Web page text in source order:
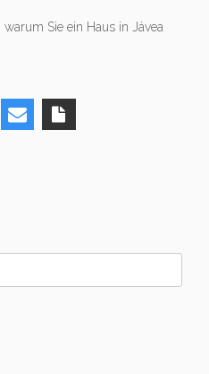
Sie ein Haus in Jávea